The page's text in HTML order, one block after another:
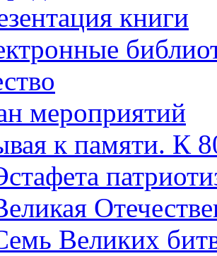
книги
мероприятий
к памяти. К
Великих